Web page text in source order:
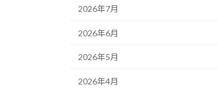
2026年7月
2026年6月
2026年5月
2026年4月